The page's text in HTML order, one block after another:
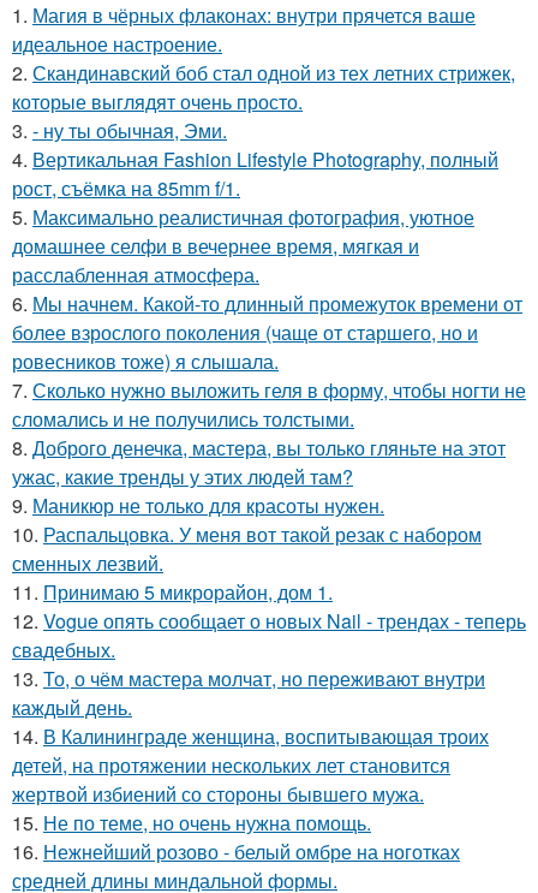
1. Магия в чёрных флаконах: внутри прячется ваше
идеальное настроение.
2. Скандинавский боб стал одной из тех летних стрижек,
которые выглядят очень просто.
3. - ну ты обычная, Эми.
4. Вертикальная Fashion Lifestyle Photography, полный
рост, съёмка на 85mm f/1.
5. Максимально реалистичная фотография, уютное
домашнее селфи в вечернее время, мягкая и
расслабленная атмосфера.
6. Мы начнем. Какой-то длинный промежуток времени от
более взрослого поколения (чаще от старшего, но и
ровесников тоже) я слышала.
7. Сколько нужно выложить геля в форму, чтобы ногти не
сломались и не получились толстыми.
8. Доброго денечка, мастера, вы только гляньте на этот
ужас, какие тренды у этих людей там?
9. Маникюр не только для красоты нужен.
10. Распальцовка. У меня вот такой резак с набором
сменных лезвий.
11. Принимаю 5 микрорайон, дом 1.
12. Vogue опять сообщает о новых Nail - трендах - теперь
свадебных.
13. То, о чём мастера молчат, но переживают внутри
каждый день.
14. В Калининграде женщина, воспитывающая троих
детей, на протяжении нескольких лет становится
жертвой избиений со стороны бывшего мужа.
15. Не по теме, но очень нужна помощь.
16. Нежнейший розово - белый омбре на ноготках
средней длины миндальной формы.